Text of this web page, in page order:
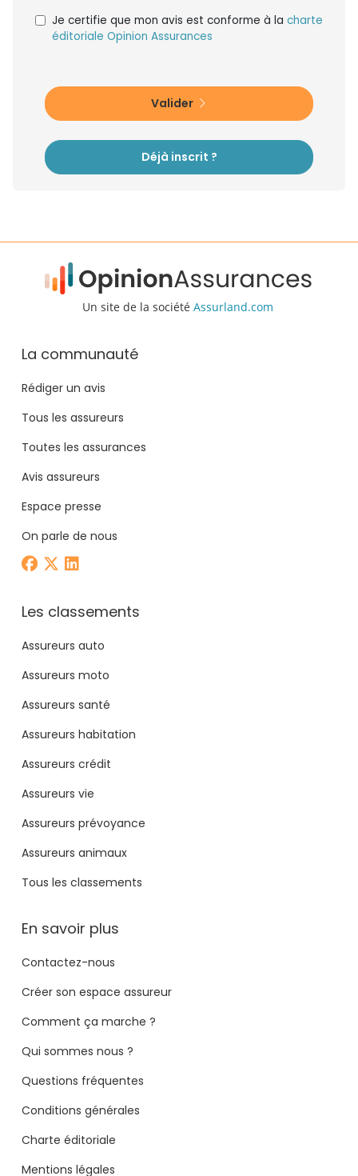
Je certifie que mon avis est conforme à la charte
éditoriale Opinion Assurances
Valider
Déjà inscrit ?
Un site de la société Assurland.com
La communauté
Rédiger un avis
Tous les assureurs
Toutes les assurances
Avis assureurs
Espace presse
On parle de nous
Les classements
Assureurs auto
Assureurs moto
Assureurs santé
Assureurs habitation
Assureurs crédit
Assureurs vie
Assureurs prévoyance
Assureurs animaux
Tous les classements
En savoir plus
Contactez-nous
Créer son espace assureur
Comment ça marche ?
Qui sommes nous ?
Questions fréquentes
Conditions générales
Charte éditoriale
Mentions légales